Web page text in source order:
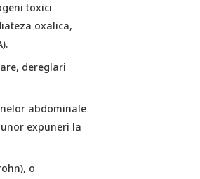
toxici
oxalica,
dereglari
abdominale
expuneri la
o